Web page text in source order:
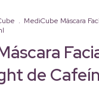
. MediCube Máscara
de